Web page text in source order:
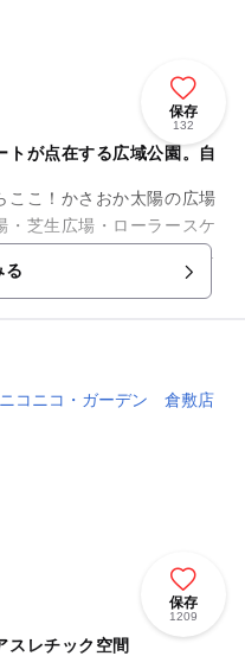
保存
132
トが点在する広域公園。自
ここ！かさおか太陽の広場
・芝生広場・ローラースケ
何といっても入園料無
る
保存
1209
スレチック空間